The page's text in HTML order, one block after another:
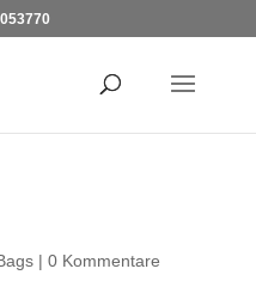
| 0 Kommentare